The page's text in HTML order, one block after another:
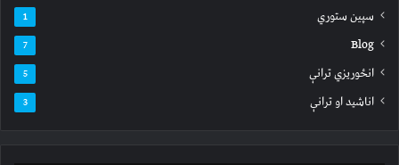
سپين ستوري 1
Blog
7
انځوریزي ترانې 5
اناشید او ترانې 3